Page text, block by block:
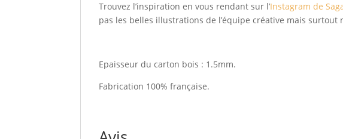
Trouvez l’inspiration en vous rendant sur l’Instagram de
pas les belles illustrations de l’équipe créative mais surtout
Epaisseur du carton bois : 1.5mm.
Fabrication 100% française.